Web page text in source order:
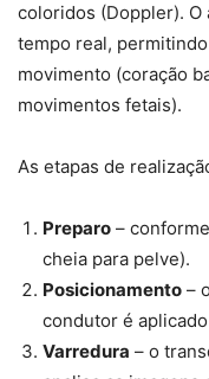
coloridos (Doppler). O
tempo real,
movimento (coração
movimentos fetais).
As etapas de
Preparo –
cheia para pelve).
Posicionamento –
condutor é
Varredura – o